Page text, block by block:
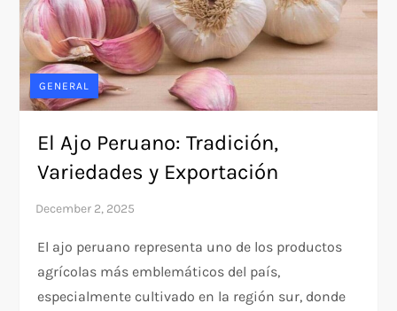
GENERAL
El Ajo Peruano: Tradición,
Variedades y Exportación
El ajo peruano representa uno de los productos
agrícolas más emblemáticos del país,
especialmente cultivado en la región sur, donde